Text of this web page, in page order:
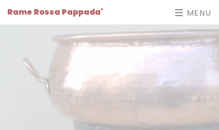
Rame Rossa Pappada' MENU